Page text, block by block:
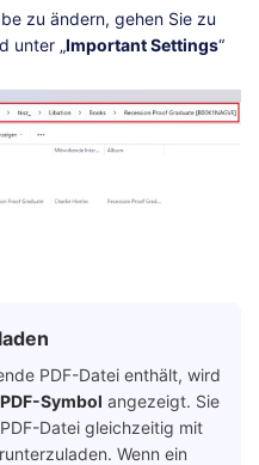
zu ändern, gehen Sie zu
unter „Important Settings“
PDF-Datei enthält, wird
Symbol angezeigt. Sie
Datei gleichzeitig mit
Wenn ein